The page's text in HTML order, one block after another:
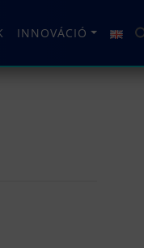
INNOVÁCIÓ